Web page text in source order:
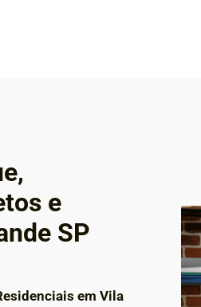
e
SP
em Vila